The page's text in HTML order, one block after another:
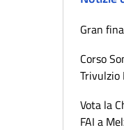
Gran
Corso
Trivulzio
Vota la
FAI a